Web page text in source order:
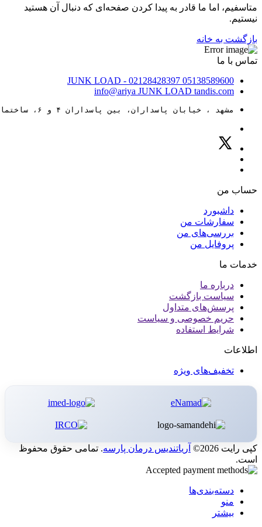
متاسفیم، اما ما قادر به پیدا کردن صفحه‌ای که دنبال آن هستید
نیستیم.
بازگشت به خانه
تماس با ما
05138589600
JUNK LOAD - 02128428397
info@ariya JUNK LOAD tandis.com
مشهد ، خیابان پاسداران، بین پاسداران ۴ و ۶، ساختمان ۸۸
حساب من
داشبورد
سفارشات من
بررسی‌های من
پروفایل من
خدمات ما
درباره ما
سیاست بازگشت
پرسش‌های متداول
حریم خصوصی و سیاست
شرایط استفاده
اطلاعات
تخفیف‌های ویژه
کپی رایت 2026© آریاتندیس درمان پارسه. تمامی حقوق محفوظ
است.
دسته‌بندی‌ها
منو
بیشتر